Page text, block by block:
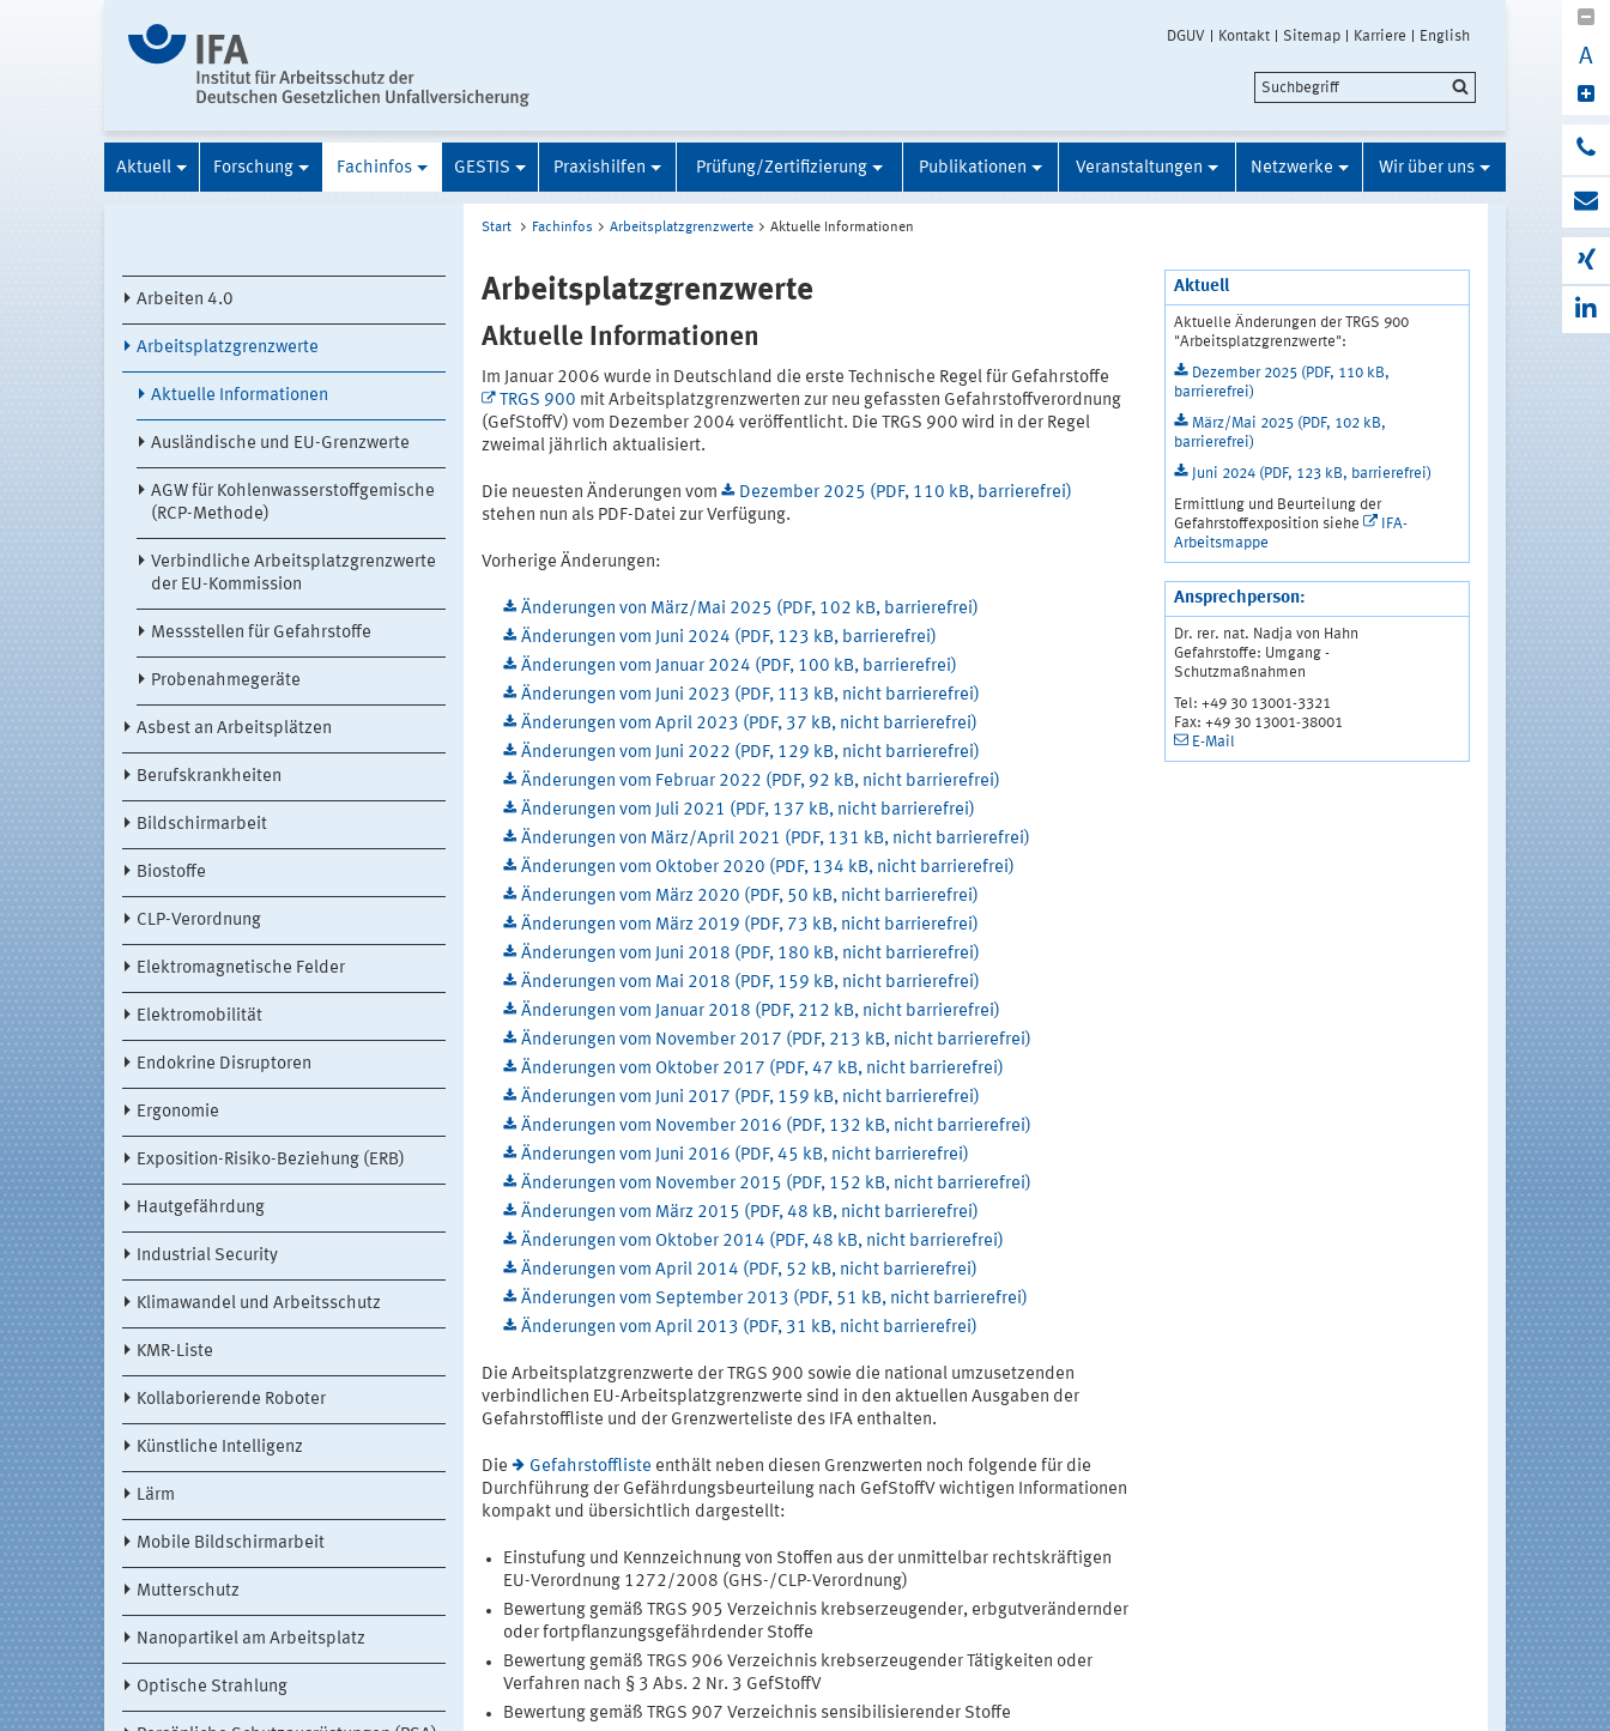
DGUV Kontakt Sitemap Karriere English
A
Aktuell Forschung Fachinfos GESTIS Praxishilfen Prüfung/Zertifizierung Publikationen Veranstaltungen Netzwerke Wir über uns
Arbeiten 4.0
Arbeitsplatzgrenzwerte
Aktuelle Informationen
Ausländische und EU-Grenzwerte
AGW für Kohlenwasserstoffgemische
(RCP-Methode)
Verbindliche Arbeitsplatzgrenzwerte
der EU-Kommission
Messstellen für Gefahrstoffe
Probenahmegeräte
Asbest an Arbeitsplätzen
Berufskrankheiten
Bildschirmarbeit
Biostoffe
CLP-Verordnung
Elektromagnetische Felder
Elektromobilität
Endokrine Disruptoren
Ergonomie
Exposition-Risiko-Beziehung (ERB)
Hautgefährdung
Industrial Security
Klimawandel und Arbeitsschutz
KMR-Liste
Kollaborierende Roboter
Künstliche Intelligenz
Lärm
Mobile Bildschirmarbeit
Mutterschutz
Nanopartikel am Arbeitsplatz
Optische Strahlung
Start Fachinfos Arbeitsplatzgrenzwerte Aktuelle Informationen
Arbeitsplatzgrenzwerte
Aktuelle Informationen
Im Januar 2006 wurde in Deutschland die erste Technische Regel für Gefahrstoffe
TRGS 900 mit Arbeitsplatzgrenzwerten zur neu gefassten Gefahrstoffverordnung
(GefStoffV) vom Dezember 2004 veröffentlicht. Die TRGS 900 wird in der Regel
zweimal jährlich aktualisiert.
Die neuesten Änderungen vom
Dezember 2025 (PDF, 110 kB, barrierefrei)
stehen nun als PDF-Datei zur Verfügung.
Vorherige Änderungen:
Änderungen von März/Mai 2025 (PDF, 102 kB, barrierefrei)
Änderungen vom Juni 2024 (PDF, 123 kB, barrierefrei)
Änderungen vom Januar 2024 (PDF, 100 kB, barrierefrei)
Änderungen vom Juni 2023 (PDF, 113 kB, nicht barrierefrei)
Änderungen vom April 2023 (PDF, 37 kB, nicht barrierefrei)
Änderungen vom Juni 2022 (PDF, 129 kB, nicht barrierefrei)
Änderungen vom Februar 2022 (PDF, 92 kB, nicht barrierefrei)
Änderungen vom Juli 2021 (PDF, 137 kB, nicht barrierefrei)
Änderungen von März/April 2021 (PDF, 131 kB, nicht barrierefrei)
Änderungen vom Oktober 2020 (PDF, 134 kB, nicht barrierefrei)
Änderungen vom März 2020 (PDF, 50 kB, nicht barrierefrei)
Änderungen vom März 2019 (PDF, 73 kB, nicht barrierefrei)
Änderungen vom Juni 2018 (PDF, 180 kB, nicht barrierefrei)
Änderungen vom Mai 2018 (PDF, 159 kB, nicht barrierefrei)
Änderungen vom Januar 2018 (PDF, 212 kB, nicht barrierefrei)
Änderungen vom November 2017 (PDF, 213 kB, nicht barrierefrei)
Änderungen vom Oktober 2017 (PDF, 47 kB, nicht barrierefrei)
Änderungen vom Juni 2017 (PDF, 159 kB, nicht barrierefrei)
Änderungen vom November 2016 (PDF, 132 kB, nicht barrierefrei)
Änderungen vom Juni 2016 (PDF, 45 kB, nicht barrierefrei)
Änderungen vom November 2015 (PDF, 152 kB, nicht barrierefrei)
Änderungen vom März 2015 (PDF, 48 kB, nicht barrierefrei)
Änderungen vom Oktober 2014 (PDF, 48 kB, nicht barrierefrei)
Änderungen vom April 2014 (PDF, 52 kB, nicht barrierefrei)
Änderungen vom September 2013 (PDF, 51 kB, nicht barrierefrei)
Änderungen vom April 2013 (PDF, 31 kB, nicht barrierefrei)
Die Arbeitsplatzgrenzwerte der TRGS 900 sowie die national umzusetzenden
verbindlichen EU-Arbeitsplatzgrenzwerte sind in den aktuellen Ausgaben der
Gefahrstoffliste und der Grenzwerteliste des IFA enthalten.
Die Gefahrstoffliste enthält neben diesen Grenzwerten noch folgende für die
Durchführung der Gefährdungsbeurteilung nach GefStoffV wichtigen Informationen
kompakt und übersichtlich dargestellt:
Einstufung und Kennzeichnung von Stoffen aus der unmittelbar rechtskräftigen
EU-Verordnung 1272/2008 (GHS-/CLP-Verordnung)
Bewertung gemäß TRGS 905 Verzeichnis krebserzeugender, erbgutverändernder
oder fortpflanzungsgefährdender Stoffe
Bewertung gemäß TRGS 906 Verzeichnis krebserzeugender Tätigkeiten oder
Verfahren nach § 3 Abs. 2 Nr. 3 GefStoffV
Bewertung gemäß TRGS 907 Verzeichnis sensibilisierender Stoffe
Aktuell
Aktuelle Änderungen der TRGS 900
"Arbeitsplatzgrenzwerte":
Dezember 2025 (PDF, 110 kB,
barrierefrei)
März/Mai 2025 (PDF, 102 kB,
barrierefrei)
Juni 2024 (PDF, 123 kB, barrierefrei)
Ermittlung und Beurteilung der
Gefahrstoffexposition siehe
IFA-
Arbeitsmappe
Ansprechperson:
Dr. rer. nat. Nadja von Hahn
Gefahrstoffe: Umgang -
Schutzmaßnahmen
Tel: +49 30 13001-3321
Fax: +49 30 13001-38001
E-Mail